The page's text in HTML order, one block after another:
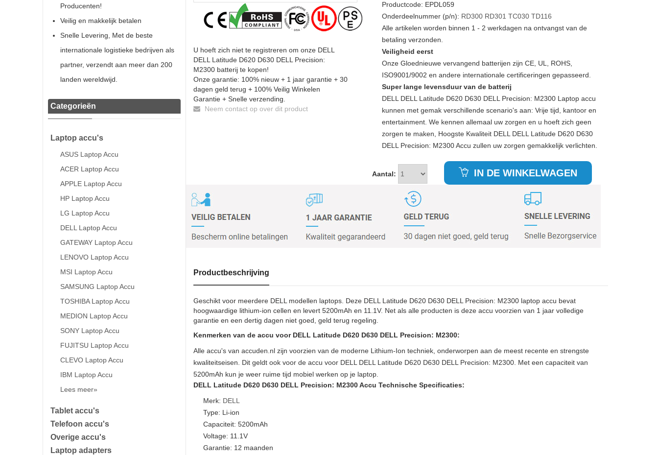
Producenten!
Veilig en makkelijk betalen
Snelle Levering, Met de beste
internationale logistieke bedrijven als
partner, verzendt aan meer dan 200
landen wereldwijd.
Categorieën
Laptop accu's
ASUS Laptop Accu
ACER Laptop Accu
APPLE Laptop Accu
HP Laptop Accu
LG Laptop Accu
DELL Laptop Accu
GATEWAY Laptop Accu
LENOVO Laptop Accu
MSI Laptop Accu
SAMSUNG Laptop Accu
TOSHIBA Laptop Accu
MEDION Laptop Accu
SONY Laptop Accu
FUJITSU Laptop Accu
CLEVO Laptop Accu
IBM Laptop Accu
Lees meer»
Tablet accu's
Telefoon accu's
Overige accu's
Laptop adapters
U hoeft zich niet te registreren om onze DELL
DELL Latitude D620 D630 DELL Precision:
M2300 batterij te kopen!
Onze garantie: 100% nieuw + 1 jaar garantie + 30
dagen geld terug + 100% Veilig Winkelen
Garantie + Snelle verzending.
Neem contact op over dit product
Productcode: EPDL059
Onderdeelnummer (p/n): RD300 RD301 TC030 TD116
Alle artikelen worden binnen 1 - 2 werkdagen na ontvangst van de
betaling verzonden.
Veiligheid eerst
Onze Gloednieuwe vervangend batterijen zijn CE, UL, ROHS,
ISO9001/9002 en andere internationale certificeringen gepasseerd.
Super lange levensduur van de batterij
DELL DELL Latitude D620 D630 DELL Precision: M2300 Laptop accu
kunnen met gemak verschillende scenario's aan: Vrije tijd, kantoor en
entertainment. We kennen allemaal uw zorgen en u hoeft zich geen
zorgen te maken, Hoogste Kwaliteit DELL DELL Latitude D620 D630
DELL Precision: M2300 Accu zullen uw zorgen gemakkelijk verlichten.
Aantal: IN DE WINKELWAGEN
Productbeschrijving
Geschikt voor meerdere DELL modellen laptops. Deze DELL Latitude D620 D630 DELL Precision: M2300 laptop accu bevat
hoogwaardige lithium-ion cellen en levert 5200mAh en 11.1V. Net als alle producten is deze accu voorzien van 1 jaar volledige
garantie en een dertig dagen niet goed, geld terug regeling.
Kenmerken van de accu voor DELL Latitude D620 D630 DELL Precision: M2300:
Alle accu's van accuden.nl zijn voorzien van de moderne Lithium-Ion techniek, onderworpen aan de meest recente en strengste
kwaliteitseisen. Dit geldt ook voor de accu voor DELL DELL Latitude D620 D630 DELL Precision: M2300. Met een capaciteit van
5200mAh kun je weer ruime tijd mobiel werken op je laptop.
DELL Latitude D620 D630 DELL Precision: M2300 Accu Technische Specificaties:
Merk: DELL
Type: Li-ion
Capaciteit: 5200mAh
Voltage: 11.1V
Garantie: 12 maanden